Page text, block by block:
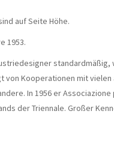
auf Seite Höhe.
1953.
Kooperationen mit
In 1956 er
der Triennale. Großer